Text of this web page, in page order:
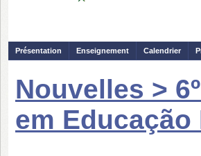
Présentation Enseignement Calendrier
Nouvelles >
em Educação